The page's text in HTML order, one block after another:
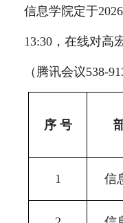
信息学院定于2026
13:30 ， 在线对高
（腾讯会议538-
序 号
1 信